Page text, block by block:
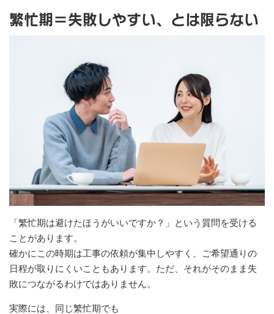
繁忙期＝失敗しやすい、とは限らない
「繁忙期は避けたほうがいいですか？」という質問を受ける
ことがあります。
確かにこの時期は工事の依頼が集中しやすく、ご希望通りの
日程が取りにくいこともあります。ただ、それがそのまま失
敗につながるわけではありません。
実際には、同じ繁忙期でも